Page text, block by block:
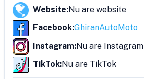
Website:Nu are website
Facebook:GhiranAutoMoto
Instagram:Nu are Instagram
TikTok:Nu are TikTok